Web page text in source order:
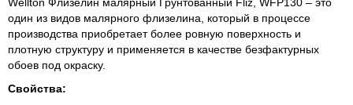
один из видов малярного флизелина, который в процессе
производства приобретает более ровную поверхность и
плотную структуру и применяется в качестве безфактурных
обоев под окраску.
Свойства: